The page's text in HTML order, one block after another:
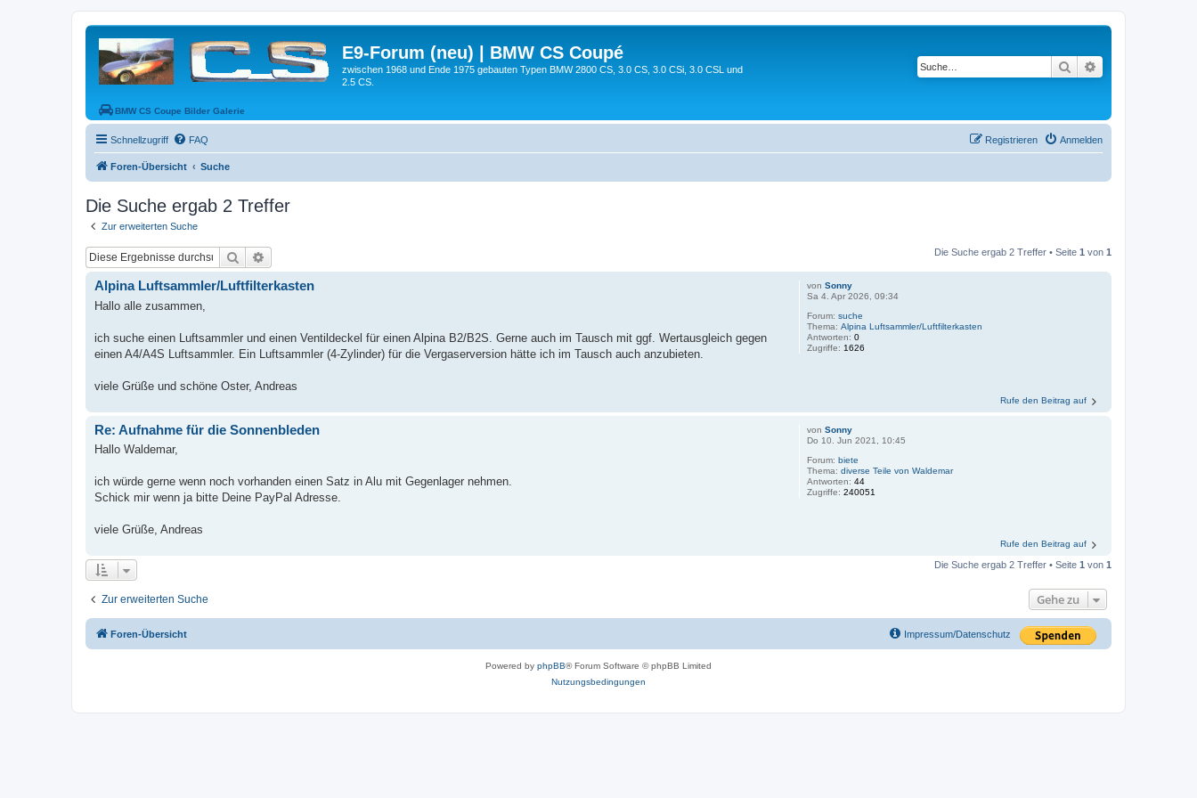
E9-Forum (neu) | BMW CS Coupé
zwischen 1968 und Ende 1975 gebauten Typen BMW 2800 CS, 3.0 CS, 3.0 CSi, 3.0 CSL und
2.5 CS.
BMW CS Coupe Bilder Galerie
Suche
Schnellzugriff FAQ Anmelden
Registrieren
Foren-Übersicht Suche
Die Suche ergab 2 Treffer
Zur erweiterten Suche
Suche Die Suche ergab 2 Treffer • Seite 1 von 1
vonSonny
Sa 4. Apr 2026, 09:34
Forum:suche
Thema:Alpina Luftsammler/Luftfilterkasten
Antworten:0
Zugriffe: 1626
Alpina Luftsammler/Luftfilterkasten
Hallo alle zusammen,
ich suche einen Luftsammler und einen Ventildeckel für einen Alpina B2/B2S. Gerne auch im Tausch mit ggf. Wertausgleich gegen
einen A4/A4S Luftsammler. Ein Luftsammler (4-Zylinder) für die Vergaserversion hätte ich im Tausch auch anzubieten.
viele Grüße und schöne Oster, Andreas
Rufe den Beitrag auf
vonSonny
Do 10. Jun 2021, 10:45
Forum:biete
Thema:diverse Teile von Waldemar
Antworten:44
Zugriffe:240051
Re: Aufnahme für die Sonnenbleden
Hallo Waldemar,
ich würde gerne wenn noch vorhanden einen Satz in Alu mit Gegenlager nehmen.
Schick mir wenn ja bitte Deine PayPal Adresse.
viele Grüße, Andreas
Rufe den Beitrag auf
Die Suche ergab 2 Treffer • Seite 1 von 1
Zur erweiterten Suche Gehe zu
Foren-Übersicht Impressum/Datenschutz
Powered by phpBB® Forum Software © phpBB Limited
Nutzungsbedingungen